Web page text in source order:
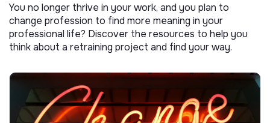
You no longer thrive in your work, and you plan to
change profession to find more meaning in your
professional life? Discover the resources to help you
think about a retraining project and find your way.